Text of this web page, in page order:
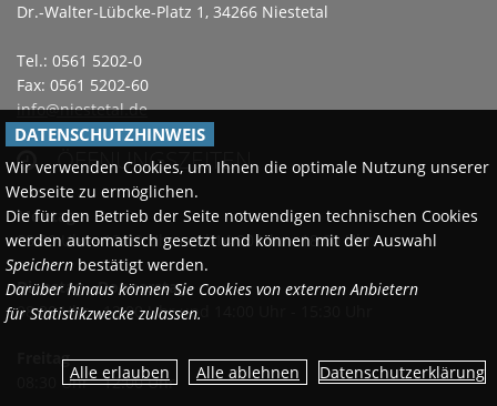
Dr.-Walter-Lübcke-Platz 1, 34266 Niestetal
Tel.: 0561 5202-0
Fax: 0561 5202-60
info@niestetal.de
 ÖFFNUNGSZEITEN
Montags
08:30 Uhr - 12:00 Uhr und 14:00 Uhr - 18:00 Uhr
Dienstag - Donnerstag
08:30 Uhr - 12:00 Uhr und 14:00 Uhr - 15:30 Uhr
Freitag
08:30 Uhr - 12:00 Uhr
DATENSCHUTZHINWEIS
Wir verwenden Cookies, um Ihnen die optimale Nutzung unserer
Webseite zu ermöglichen.
Die für den Betrieb der Seite notwendigen technischen Cookies
werden automatisch gesetzt und können mit der Auswahl
Speichern bestätigt werden.
Darüber hinaus können Sie Cookies von externen Anbietern
für Statistikzwecke zulassen.
Datenschutzerklärung